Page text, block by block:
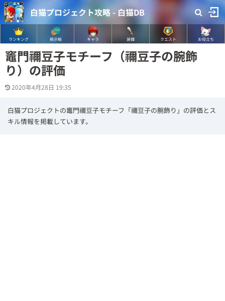
白猫プロジェクト攻略 - 白猫DB
ランキング 掲示板 キャラ 装備 クエスト お役立ち
竈門禰豆子モチーフ（禰豆子の腕飾
り）の評価
2020年4月28日 19:35
白猫プロジェクトの竈門禰豆子モチーフ「禰豆子の腕飾り」の評価とス
キル情報を掲載しています。